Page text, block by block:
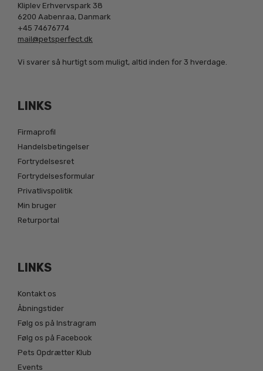
Kliplev Erhvervspark 38
6200 Aabenraa, Danmark
+45 74676774
mail@petsperfect.dk
Vi svarer så hurtigt som muligt, altid inden for 3 hverdage.
LINKS
Firmaprofil
Handelsbetingelser
Fortrydelsesret
Fortrydelsesformular
Privatlivspolitik
Min bruger
Returportal
LINKS
Kontakt os
Åbningstider
Følg os på Instragram
Følg os på Facebook
Pets Opdrætter Klub
Events